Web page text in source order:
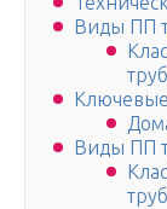
Виды ПП
труб
Виды ПП
труб